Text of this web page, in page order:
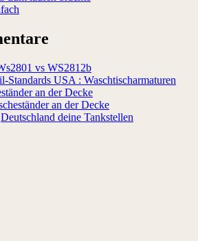
vs WS2812b
Standards USA : Waschtischarmaturen
an der Decke
an der Decke
Deutschland deine Tankstellen